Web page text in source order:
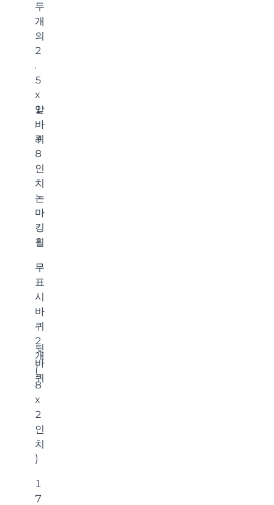
앞
바
퀴
두
개
의
2
.
5
x
1
.
3
8
인
치
논
마
킹
휠
뒷
바
퀴
무
표
시
바
퀴
2
개
(
8
x
2
인
치
)
1
7